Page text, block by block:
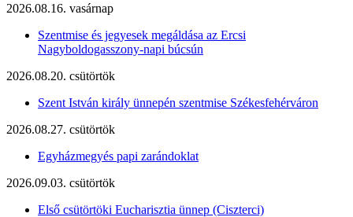
2026.08.16. vasárnap
Szentmise és jegyesek megáldása az Ercsi
Nagyboldogasszony-napi búcsún
2026.08.20. csütörtök
Szent István király ünnepén szentmise Székesfehérváron
2026.08.27. csütörtök
Egyházmegyés papi zarándoklat
2026.09.03. csütörtök
Első csütörtöki Eucharisztia ünnep (Ciszterci)